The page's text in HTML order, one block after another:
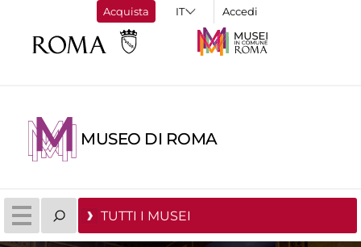
Acquista Accedi
MUSEO DI ROMA
TUTTI I MUSEI